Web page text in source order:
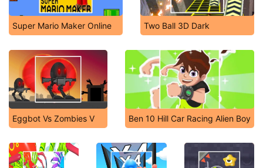
Super Mario Maker Online Two Ball 3D Dark
Eggbot Vs Zombies V Ben 10 Hill Car Racing Alien Boy